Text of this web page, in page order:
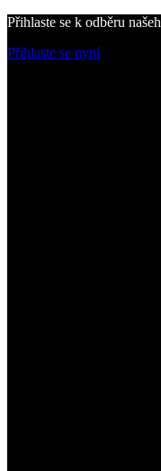
Přihlaste se k odběru
Přihlaste se nyní